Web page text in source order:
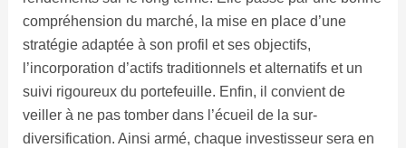
compréhension du marché, la mise en place d’une
stratégie adaptée à son profil et ses objectifs,
l’incorporation d’actifs traditionnels et alternatifs et un
suivi rigoureux du portefeuille. Enfin, il convient de
veiller à ne pas tomber dans l’écueil de la sur-
diversification. Ainsi armé, chaque investisseur sera en